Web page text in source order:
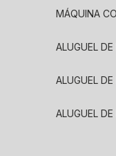
MÁQUINA
ALUGUEL
ALUGUEL
ALUGUEL